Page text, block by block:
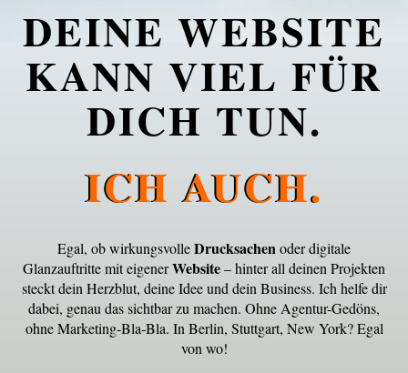
DEINE WEBSITE
KANN VIEL FÜR
DICH TUN.
ICH AUCH.
Egal, ob wirkungsvolleDrucksachenoder digitale
Glanzauftritte mit eigenerWebsite– hinter all deinen Projekten
steckt dein Herzblut, deine Idee und dein Business. Ich helfe dir
dabei, genau das sichtbar zu machen. Ohne Agentur-Gedöns,
ohne Marketing-Bla-Bla. In Berlin, Stuttgart, New York? Egal
von wo!